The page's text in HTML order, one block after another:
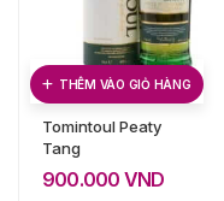
THÊM VÀO GIỎ HÀNG
Tomintoul Peaty
Tang
900.000 VND